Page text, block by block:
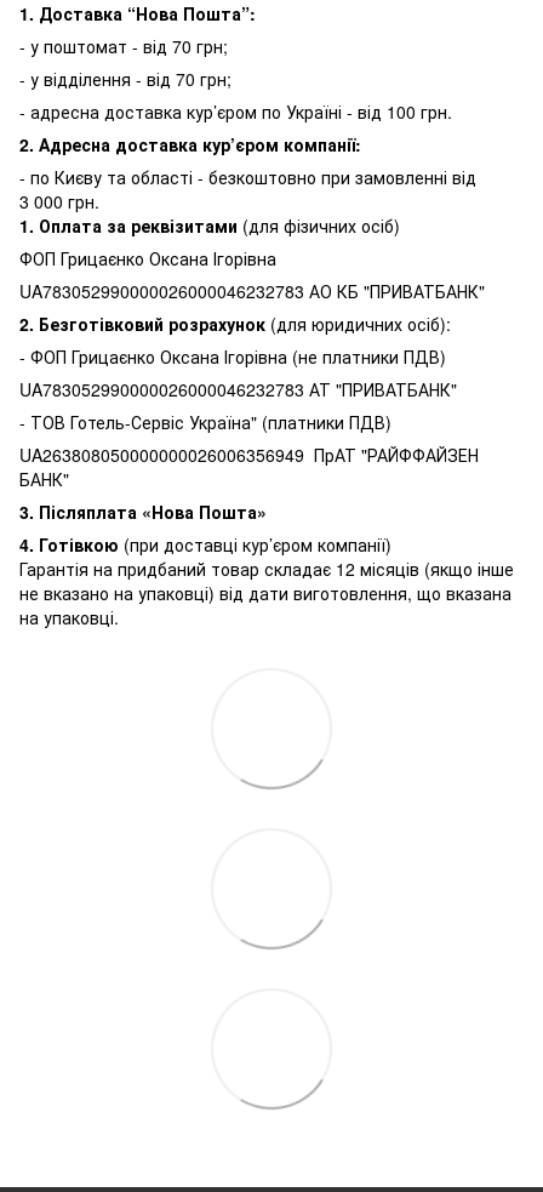
1. Доставка “Нова Пошта”:
- у поштомат - від 70 грн;
- у відділення - від 70 грн;
- адресна доставка кур’єром по Україні - від 100 грн.
2. Адресна доставка кур’єром компанії:
- по Києву та області - безкоштовно при замовленні від
3 000 грн.
1. Оплата за реквізитами (для фізичних осіб)
ФОП Грицаєнко Оксана Ігорівна
UA783052990000026000046232783 АО КБ "ПРИВАТБАНК"
2. Безготівковий розрахунок (для юридичних осіб):
- ФОП Грицаєнко Оксана Ігорівна (не платники ПДВ)
UA783052990000026000046232783 АТ "ПРИВАТБАНК"
- ТОВ Готель-Сервіс Україна" (платники ПДВ)
UA263808050000000026006356949 ПрАТ "РАЙФФАЙЗЕН
БАНК"
3. Післяплата «Нова Пошта»
4. Готівкою (при доставці кур’єром компанії)
Гарантія на придбаний товар складає 12 місяців (якщо інше
не вказано на упаковці) від дати виготовлення, що вказана
на упаковці.